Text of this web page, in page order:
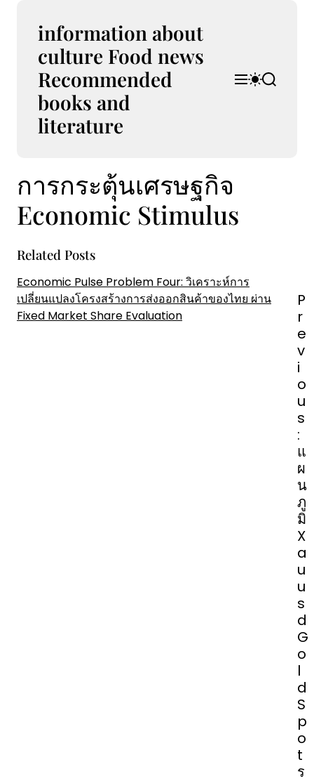
information about
culture Food news
Recommended
books and
literature
M S
w
S
e
การกระตุ้นเศรษฐกิจ
Economic Stimulus
Related Posts
Economic Pulse Problem Four: วิเคราะห์การ
เปลี่ยนแปลงโครงสร้างการส่งออกสินค้าของไทย ผ่าน
Fixed Market Share Evaluation
P
o
P
r
e
v
i
o
u
s
:
แ
ผ
น
ภู
มิ
X
a
u
u
s
d
G
o
l
d
S
p
o
t
ร